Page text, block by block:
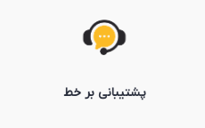
پشتیبانی بر خط